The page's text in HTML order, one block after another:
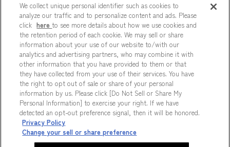
掲載している情報は予告なく仕様・デザイン・価格等が変更と
なる場合がございます。
掲載している情報は各記事が公開された時点のもので、現在と
異なる可能性がございます。
掲載商品は数に限りがございますので、品切れの際はご容赦く
ださい。
商品の詳細は各店までお問い合わせください。
特に記載がない場合、すべて参考商品です。
掲載の記事、写真、イラストなどの無断転載は固くお断りいた
します。
プライバシーポリシー
Do Not Sell or Share My Personal Information
Copyright © HEP FIVE. All Rights Reserved.
We collect unique personal identifier such as cookies to
analyze our traffic and to personalize content and ads. Please
click hereto see more details about how we use cookies and
the retention period of each cookie. We may sell or share
information about your use of our website to/with our
analytics and advertising partners, who may combine it with
other information that you have provided to them or that
they have collected from your use of their services. You have
the right to opt out of sale or share of your personal
information by us. Please click [Do Not Sell or Share My
Personal Information] to exercise your right. If we have
detected an opt-out preference signal, then it will be honored.
Privacy Policy
Change your sell or share preference